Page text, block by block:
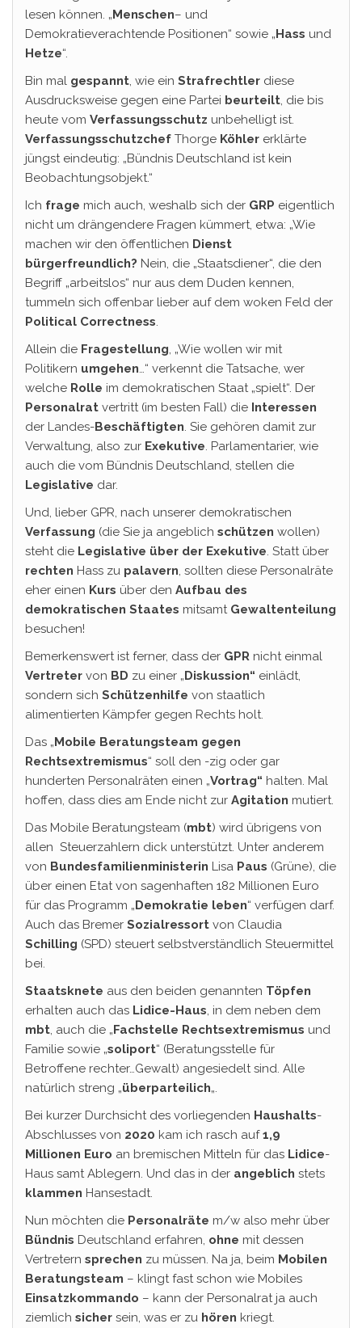
lesen können. „Menschen– und
Demokratieverachtende Positionen“ sowie „Hass und
Hetze“.
Bin mal gespannt, wie ein Strafrechtler diese
Ausdrucksweise gegen eine Partei beurteilt, die bis
heute vom Verfassungsschutz unbehelligt ist.
Verfassungsschutzchef Thorge Köhler erklärte
jüngst eindeutig: „Bündnis Deutschland ist kein
Beobachtungsobjekt.“
Ich frage mich auch, weshalb sich der GRP eigentlich
nicht um drängendere Fragen kümmert, etwa: „Wie
machen wir den öffentlichen Dienst
bürgerfreundlich? Nein, die „Staatsdiener“, die den
Begriff „arbeitslos“ nur aus dem Duden kennen,
tummeln sich offenbar lieber auf dem woken Feld der
Political Correctness.
Allein die Fragestellung, „Wie wollen wir mit
Politikern umgehen…“ verkennt die Tatsache, wer
welche Rolle im demokratischen Staat „spielt“. Der
Personalrat vertritt (im besten Fall) die Interessen
der Landes-Beschäftigten. Sie gehören damit zur
Verwaltung, also zur Exekutive. Parlamentarier, wie
auch die vom Bündnis Deutschland, stellen die
Legislative dar.
Und, lieber GPR, nach unserer demokratischen
Verfassung (die Sie ja angeblich schützen wollen)
steht die Legislative über der Exekutive. Statt über
rechten Hass zu palavern, sollten diese Personalräte
eher einen Kurs über den Aufbau des
demokratischen Staates mitsamt Gewaltenteilung
besuchen!
Bemerkenswert ist ferner, dass der GPR nicht einmal
Vertreter von BD zu einer „Diskussion“ einlädt,
sondern sich Schützenhilfe von staatlich
alimentierten Kämpfer gegen Rechts holt.
Das „Mobile Beratungsteam gegen
Rechtsextremismus“ soll den -zig oder gar
hunderten Personalräten einen „Vortrag“ halten. Mal
hoffen, dass dies am Ende nicht zur Agitation mutiert.
Das Mobile Beratungsteam (mbt) wird übrigens von
allen Steuerzahlern dick unterstützt. Unter anderem
von Bundesfamilienministerin Lisa Paus (Grüne), die
über einen Etat von sagenhaften 182 Millionen Euro
für das Programm „Demokratie leben“ verfügen darf.
Auch das Bremer Sozialressort von Claudia
Schilling (SPD) steuert selbstverständlich Steuermittel
bei.
Staatsknete aus den beiden genannten Töpfen
erhalten auch das Lidice-Haus, in dem neben dem
mbt, auch die „Fachstelle Rechtsextremismus und
Familie sowie „soliport“ (Beratungsstelle für
Betroffene rechter…Gewalt) angesiedelt sind. Alle
natürlich streng „überparteilich„.
Bei kurzer Durchsicht des vorliegenden Haushalts-
Abschlusses von 2020 kam ich rasch auf1,9
Millionen Euro an bremischen Mitteln für das Lidice-
Haus samt Ablegern. Und das in der angeblich stets
klammen Hansestadt.
Nun möchten die Personalräte m/w also mehr über
Bündnis Deutschland erfahren, ohne mit dessen
Vertretern sprechen zu müssen. Na ja, beim Mobilen
Beratungsteam – klingt fast schon wie Mobiles
Einsatzkommando – kann der Personalrat ja auch
ziemlich sicher sein, was er zu hören kriegt.